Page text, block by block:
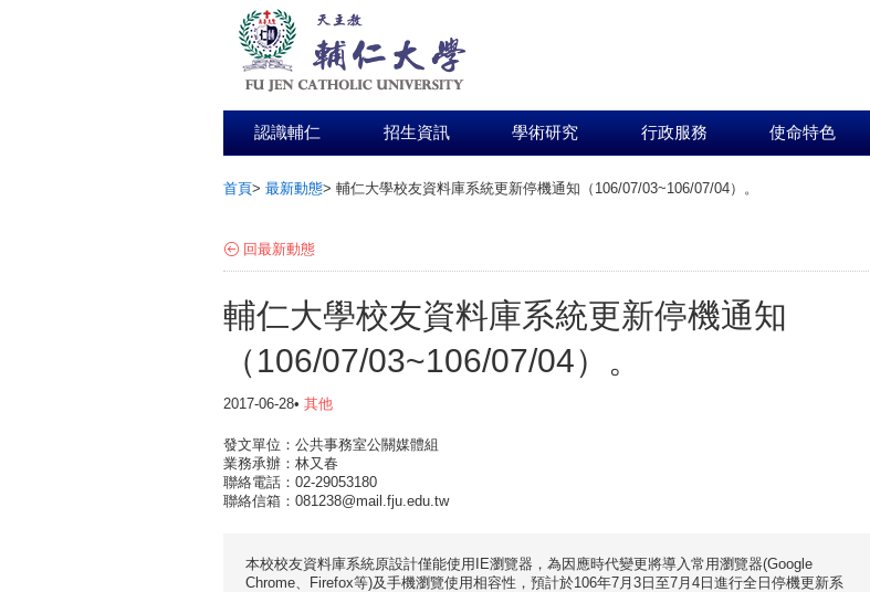
認識輔仁 招生資訊 學術研究 行政服務 使命特色
首頁> 最新動態> 輔仁大學校友資料庫系統更新停機通知（106/07/03~106/07/04）。
回最新動態
輔仁大學校友資料庫系統更新停機通知
（106/07/03~106/07/04）。
2017-06-28• 其他
發文單位：公共事務室公關媒體組
業務承辦：林又春
聯絡電話：02-29053180
聯絡信箱：081238@mail.fju.edu.tw
本校校友資料庫系統原設計僅能使用IE瀏覽器，為因應時代變更將導入常用瀏覽器(Google
Chrome、Firefox等)及手機瀏覽使用相容性，預計於106年7月3日至7月4日進行全日停機更新系